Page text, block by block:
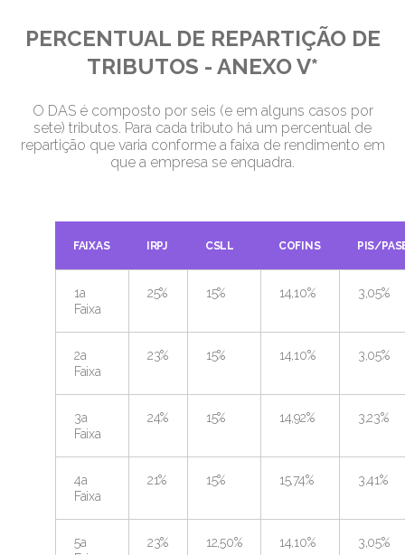
PERCENTUAL DE REPARTIÇÃO DE
TRIBUTOS - ANEXO V*
O DAS é composto por seis (e em alguns casos por
sete) tributos. Para cada tributo há um percentual de
repartição que varia conforme a faixa de rendimento em
que a empresa se enquadra.
FAIXAS IRPJ CSLL COFINS PIS/
1a
Faixa
25% 15% 14,10% 3,05%
2a
Faixa
23% 15% 14,10% 3,05%
3a
Faixa
24% 15% 14,92% 3,23%
4a
Faixa
21% 15% 15,74% 3,41%
5a
23% 12,50% 14,10% 3,05%